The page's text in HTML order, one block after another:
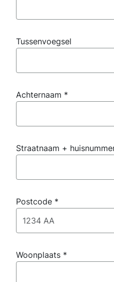
Tussenvoegsel
Achternaam *
Straatnaam +
Postcode *
Woonplaats *